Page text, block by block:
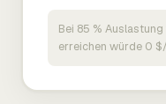
Bei 85 %
erreichen würde 0